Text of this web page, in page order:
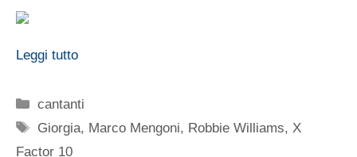
Leggi tutto
Categorie
cantanti
Tag
Giorgia, Marco Mengoni, Robbie Williams, X
Factor 10